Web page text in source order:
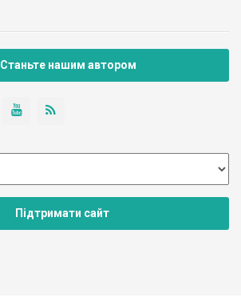
Станьте нашим автором
Підтримати сайт